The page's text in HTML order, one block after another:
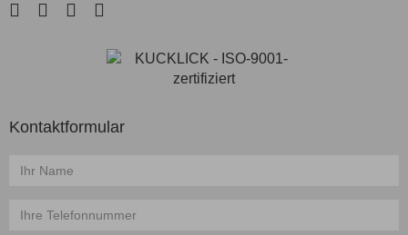
LinkedInFacebookInstagram
Kontaktformular
Name
Telefon